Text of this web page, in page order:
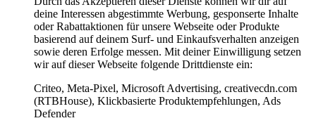
deine Interessen abgestimmte Werbung, gesponserte Inhalte
oder Rabattaktionen für unsere Webseite oder Produkte
basierend auf deinem Surf- und Einkaufsverhalten anzeigen
sowie deren Erfolge messen. Mit deiner Einwilligung setzen
wir auf dieser Webseite folgende Drittdienste ein:
Criteo, Meta-Pixel, Microsoft Advertising, creativecdn.com
(RTBHouse), Klickbasierte Produktempfehlungen, Ads
Defender